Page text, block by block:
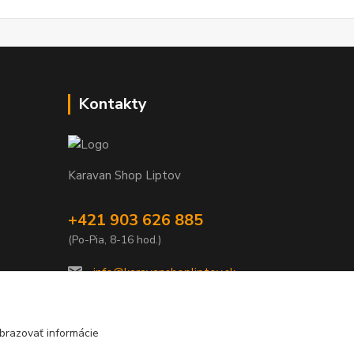
Kontakty
Karavan Shop Liptov
+421 903 626 885
(Po-Pia, 8-16 hod.)
info@karavanshopliptov.sk
informácie